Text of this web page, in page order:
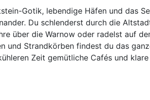
Gotik, lebendige Häfen und das
Du schlenderst durch die
über die Warnow oder radelst auf
und Strandkörben findest du das
Zeit gemütliche Cafés und